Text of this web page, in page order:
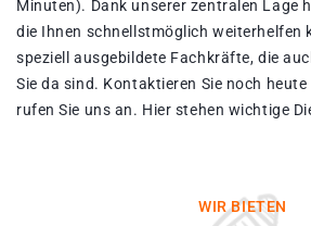
Minuten). Dank unserer zentralen Lage
die Ihnen schnellstmöglich weiterhelfen
speziell ausgebildete Fachkräfte, die
Sie da sind. Kontaktieren Sie noch
rufen Sie uns an. Hier stehen wichtige
WIR BIETEN